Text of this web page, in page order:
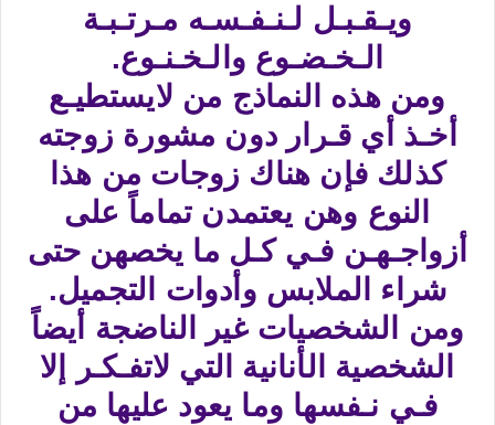
ويـقـبـل لـنـفـسـه مـرتـبـة
الـخـضـوع والـخـنـوع.
ومن هذه النماذج من لايستطيـع
أخـذ أي قـرار دون مشورة زوجته
كذلك فإن هناك زوجات من هذا
النوع وهن يعتمدن تماماً على
أزواجـهـن فـي كـل ما يخصهن حتى
شراء الملابس وأدوات التجميل.
ومن الشخصيات غير الناضجة أيضاً
الشخصية الأنانية التي لاتفـكـر إلا
فـي نـفسها وما يعود عليها من